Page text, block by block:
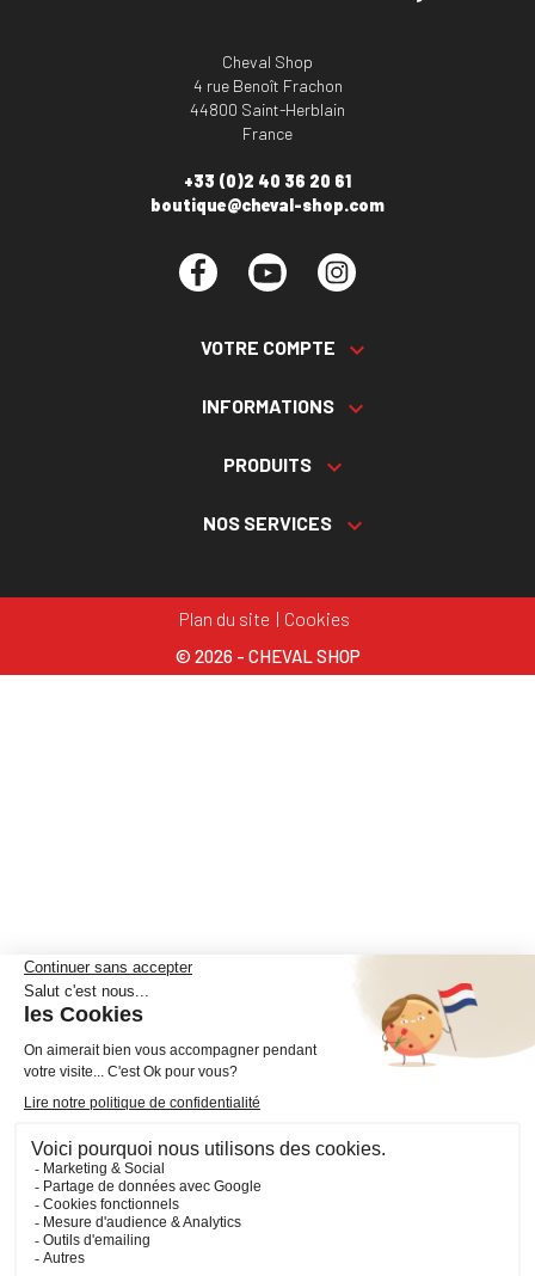
Cheval Shop
4 rue Benoît Frachon
44800 Saint-Herblain
France
+33 (0)2 40 36 20 61
boutique@cheval-shop.com
Facebook YouTube
VOTRE COMPTE 
INFORMATIONS 
PRODUITS 
NOS SERVICES 
Plan du site Cookies
© 2026 - CHEVAL SHOP